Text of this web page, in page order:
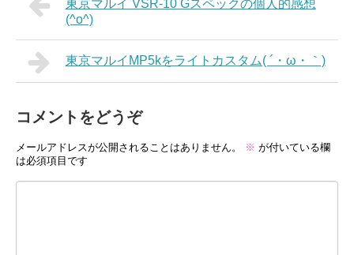
東京マルイ VSR-10 Gスペックの個人的感想
(^o^)
東京マルイMP5kをライトカスタム( ´・ω・｀)
コメントをどうぞ
メールアドレスが公開されることはありません。 ※ が付いている欄
は必須項目です